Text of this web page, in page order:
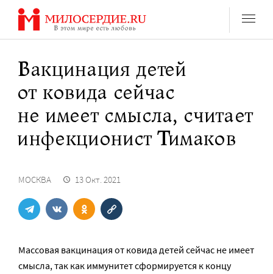
Перейти
содержанию
Вакцинация детей
от ковида сейчас
не имеет смысла, считает
инфекционист Тимаков
МОСКВА 13 Окт. 2021
Массовая вакцинация от ковида детей сейчас не имеет
смысла, так как иммунитет сформируется к концу